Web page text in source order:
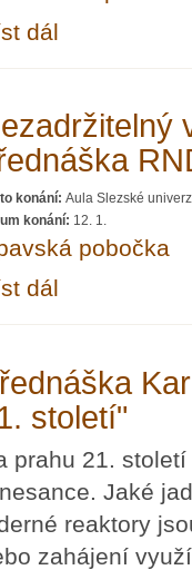
dál
konání: Aula Slezské
konání: 12. 1.
pobočka
dál
století"
prahu 21.
Jaké
reaktory
zahájení